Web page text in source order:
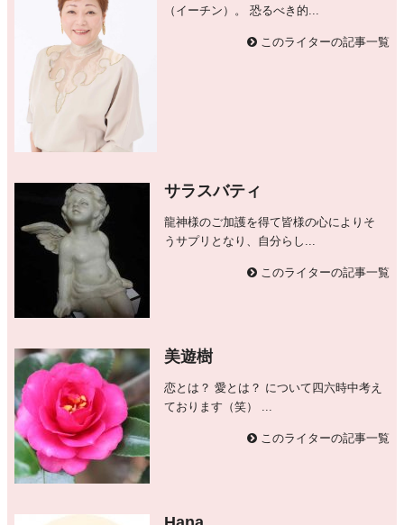
（イーチン）。 恐るべき的...
このライターの記事一覧
サラスバティ
龍神様のご加護を得て皆様の心によりそ
うサプリとなり、自分らし...
このライターの記事一覧
美遊樹
恋とは？ 愛とは？ について四六時中考え
ております（笑） ...
このライターの記事一覧